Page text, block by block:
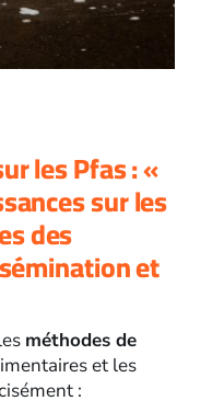
les Pfas : «
sur les
des
et
méthodes de
et les
: